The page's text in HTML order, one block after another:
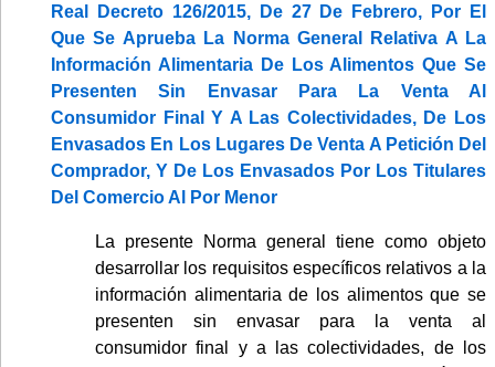
Real Decreto 126/2015, De 27 De Febrero, Por El
Que Se Aprueba La Norma General Relativa A La
Información Alimentaria De Los Alimentos Que Se
Presenten Sin Envasar Para La Venta Al
Consumidor Final Y A Las Colectividades, De Los
Envasados En Los Lugares De Venta A Petición Del
Comprador, Y De Los Envasados Por Los Titulares
Del Comercio Al Por Menor
La presente Norma general tiene como objeto
desarrollar los requisitos específicos relativos a la
información alimentaria de los alimentos que se
presenten sin envasar para la venta al
consumidor final y a las colectividades, de los